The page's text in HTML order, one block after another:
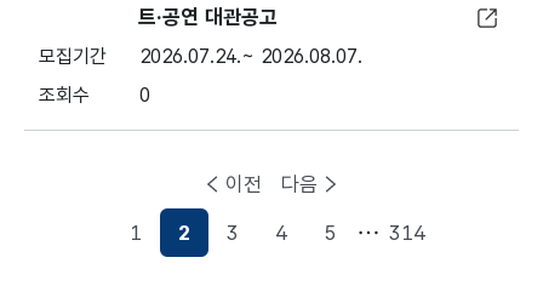
트·공연 대관공고
2026.07.24.~ 2026.08.07.
0
이전
1
현재페이지
2 3 4 5 314
다음